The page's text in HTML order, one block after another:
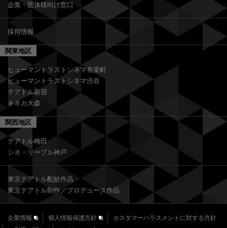
企業・団体様向け窓口
採用情報
関東地区
ヒューマントラストシネマ有楽町
ヒューマントラストシネマ渋谷
テアトル新宿
キネカ大森
関西地区
テアトル梅田
シネ・リーブル神戸
東京テアトル配給作品
東京テアトル制作／プロデュース作品
企業情報 個人情報保護方針
カスタマーハラスメントに対する方針